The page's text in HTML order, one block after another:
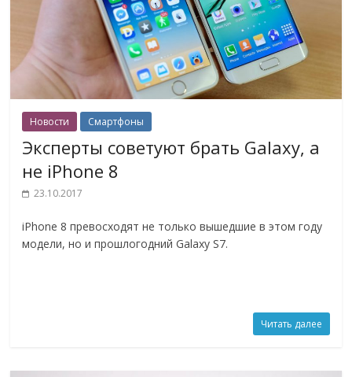
Новости Смартфоны
Эксперты советуют брать Galaxy, а
не iPhone 8
23.10.2017
iPhone 8 превосходят не только вышедшие в этом году
модели, но и прошлогодний Galaxy S7.
Читать далее